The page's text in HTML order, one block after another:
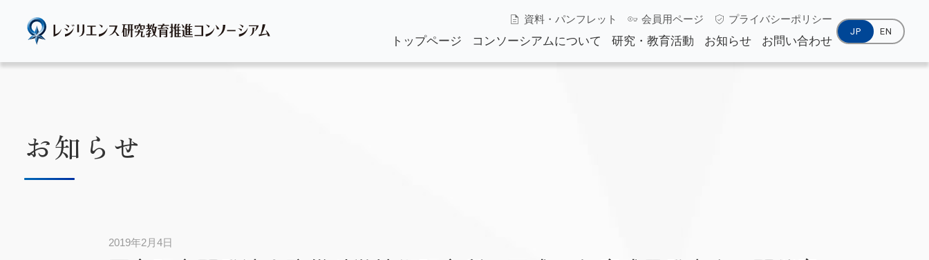
資料・パンフレット 会員用ページ プライバシーポリシー
トップページ コンソーシアムについて 研究・教育活動 お知らせ お問い合わせ
JP EN
お知らせ
2019年2月4日